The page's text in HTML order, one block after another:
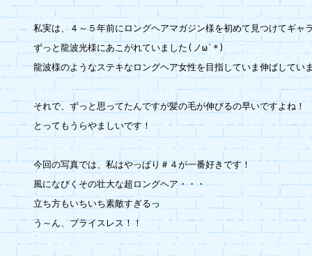
私実は、４～５年前にロングヘアマガジン様を初めて見つけてギャ
ずっと龍波光様にあこがれていました(ノω`*)
龍波様のようなステキなロングヘア女性を目指していま伸ばしてい
それで、ずっと思ってたんですが髪の毛が伸びるの早いですよね！
とってもうらやましいです！
今回の写真では、私はやっぱり＃４が一番好きです！
風になびくその壮大な超ロングヘア・・・
立ち方もいちいち素敵すぎるっ
う～ん、プライスレス！！